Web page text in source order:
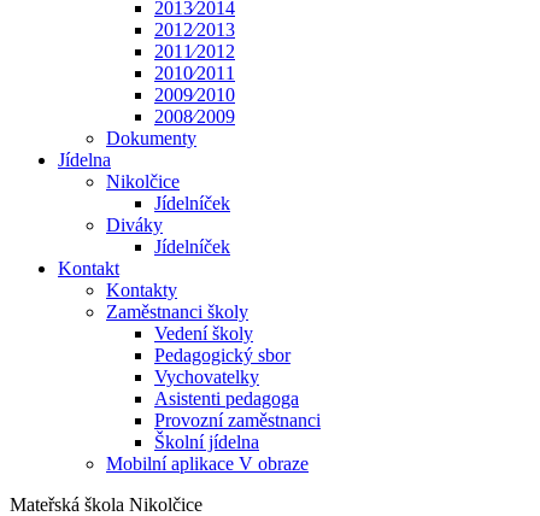
2013⁄2014
2012⁄2013
2011⁄2012
2010⁄2011
2009⁄2010
2008⁄2009
Dokumenty
Jídelna
Nikolčice
Jídelníček
Diváky
Jídelníček
Kontakt
Kontakty
Zaměstnanci školy
Vedení školy
Pedagogický sbor
Vychovatelky
Asistenti pedagoga
Provozní zaměstnanci
Školní jídelna
Mobilní aplikace V obraze
Mateřská škola Nikolčice